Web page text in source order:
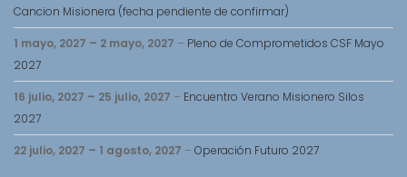
Cancion Misionera (fecha pendiente de confirmar)
1 mayo, 2027 – 2 mayo, 2027 – Pleno de Comprometidos CSF Mayo
2027
16 julio, 2027 – 25 julio, 2027 – Encuentro Verano Misionero Silos
2027
22 julio, 2027 – 1 agosto, 2027 – Operación Futuro 2027